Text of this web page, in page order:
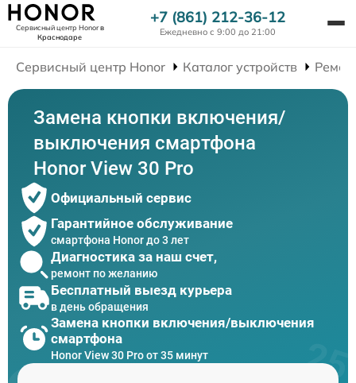
Сервисный центр Honorв
Краснодаре
+7 (861) 212-36-12
Ежедневно с 9:00 до 21:00
Сервисный центр Honor Каталог устройств
Замена кнопки включения/
выключения смартфона
Honor View 30 Pro
Официальный сервис
Гарантийное обслуживание
смартфона Honor до 3 лет
Диагностика за наш счет,
ремонт по желанию
Бесплатный выезд курьера
в день обращения
Замена кнопки включения/выключения
смартфона
Honor View 30 Pro от 35 минут